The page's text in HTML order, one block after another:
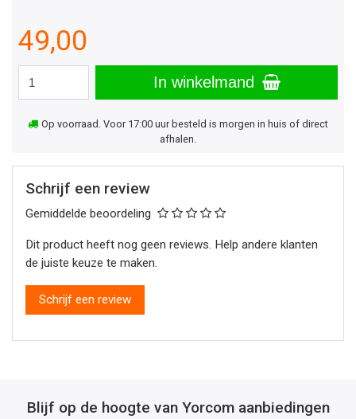
49,00
In winkelmand
Op voorraad. Voor 17:00 uur besteld is morgen in huis of direct
afhalen.
Schrijf een review
Gemiddelde beoordeling
Dit product heeft nog geen reviews. Help andere klanten
de juiste keuze te maken.
Schrijf een review
Blijf op de hoogte van Yorcom aanbiedingen